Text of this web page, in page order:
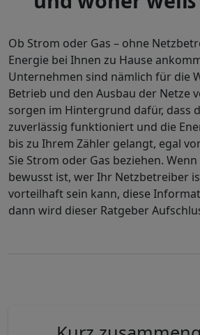
Ob Strom oder Gas – ohne
Energie bei Ihnen zu Hause
Unternehmen sind nämlich für die
Betrieb und den Ausbau der Netze
sorgen im Hintergrund dafür, dass
zuverlässig funktioniert und die
bis zu Ihrem Zähler gelangt, egal
Sie Strom oder Gas beziehen.
bewusst ist, wer Ihr Netzbetreiber
vorteilhaft sein kann, diese
dann wird dieser Ratgeber